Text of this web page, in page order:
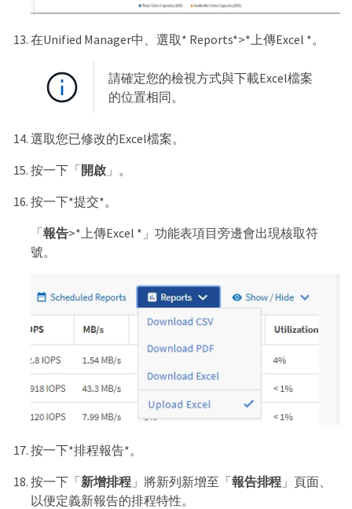
在Unified Manager中、選取* Reports*>*上傳Excel *。
請確定您的檢視方式與下載Excel檔案
的位置相同。
選取您已修改的Excel檔案。
按一下「開啟」。
按一下*提交*。
「報告>*上傳Excel *」功能表項目旁邊會出現核取符
號。
按一下*排程報告*。
按一下「新增排程」將新列新增至「報告排程 」頁面、
以便定義新報告的排程特性。